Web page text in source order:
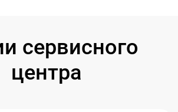
сервисного
центра